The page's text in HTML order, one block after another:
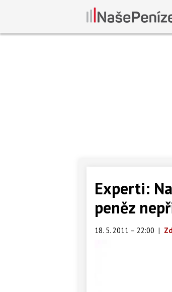
Experti:
peněz
18. 5. 2011 – 22:00 |